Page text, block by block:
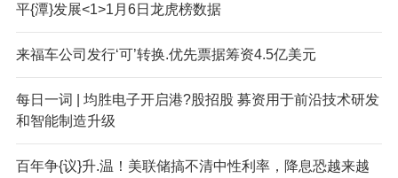
平{潭}发展<1>1月6日龙虎榜数据
来福车公司发行‘可’转换.优先票据筹资4.5亿美元
每日一词 | 均胜电子开启港?股招股 募资用于前沿技术研发
和智能制造升级
百年争{议}升.温！美联储搞不清中性利率，降息恐越来越